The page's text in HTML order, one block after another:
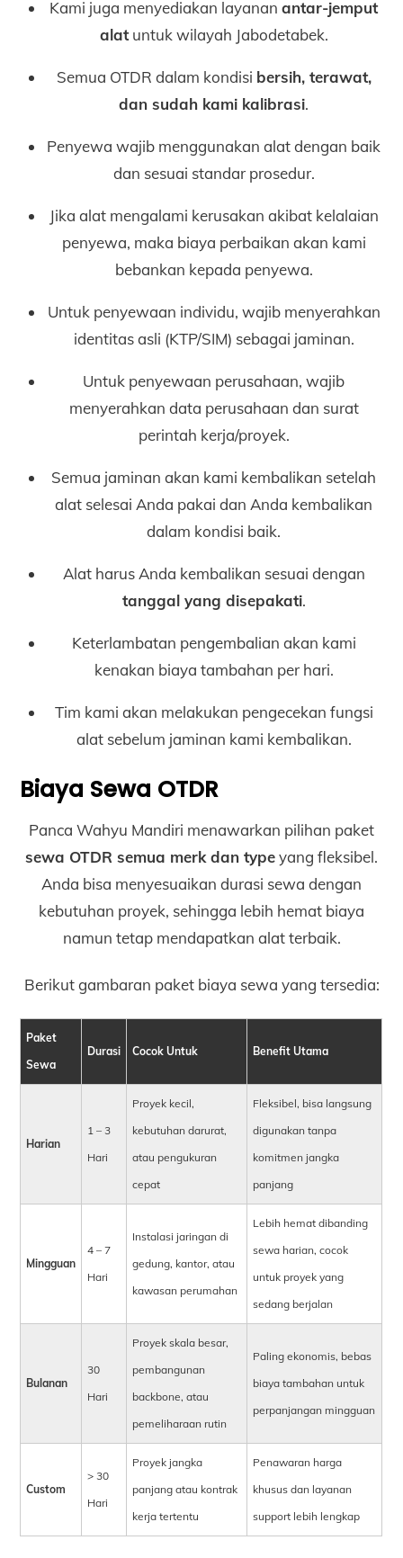
Kami juga menyediakan layananantar-jemput
alatuntuk wilayah Jabodetabek.
Semua OTDR dalam kondisi bersih, terawat,
dan sudah kami kalibrasi.
Penyewa wajib menggunakan alat dengan baik
dan sesuai standar prosedur.
Jika alat mengalami kerusakan akibat kelalaian
penyewa, maka biaya perbaikan akan kami
bebankan kepada penyewa.
Untuk penyewaan individu, wajib menyerahkan
identitas asli (KTP/SIM) sebagai jaminan.
Untuk penyewaan perusahaan, wajib
menyerahkan data perusahaan dan surat
perintah kerja/proyek.
Semua jaminan akan kami kembalikan setelah
alat selesai Anda pakai dan Anda kembalikan
dalam kondisi baik.
Alat harus Anda kembalikan sesuai dengan
tanggal yang disepakati.
Keterlambatan pengembalian akan kami
kenakan biaya tambahan per hari.
Tim kami akan melakukan pengecekan fungsi
alat sebelum jaminan kami kembalikan.
Biaya Sewa OTDR
Panca Wahyu Mandiri menawarkan pilihan paket
sewa OTDR semua merk dan typeyang fleksibel.
Anda bisa menyesuaikan durasi sewa dengan
kebutuhan proyek, sehingga lebih hemat biaya
namun tetap mendapatkan alat terbaik.
Berikut gambaran paket biaya sewa yang tersedia:
Paket
Sewa
Durasi Cocok Untuk Benefit Utama
Harian
1 – 3
Hari
Proyek kecil,
kebutuhan darurat,
atau pengukuran
cepat
Fleksibel, bisa langsung
digunakan tanpa
komitmen jangka
panjang
Mingguan
4 – 7
Hari
Instalasi jaringan di
gedung, kantor, atau
kawasan perumahan
Lebih hemat dibanding
sewa harian, cocok
untuk proyek yang
sedang berjalan
Bulanan
30
Hari
Proyek skala besar,
pembangunan
backbone, atau
pemeliharaan rutin
Paling ekonomis, bebas
biaya tambahan untuk
perpanjangan mingguan
Custom
> 30
Hari
Proyek jangka
panjang atau kontrak
kerja tertentu
Penawaran harga
khusus dan layanan
support lebih lengkap